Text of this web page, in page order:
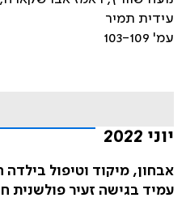
עידית תמיר
עמ' 103-109
יוני 2022
אבחון, מיקוד וטיפול בילדה
עמיד בגישה זעיר פולשנית